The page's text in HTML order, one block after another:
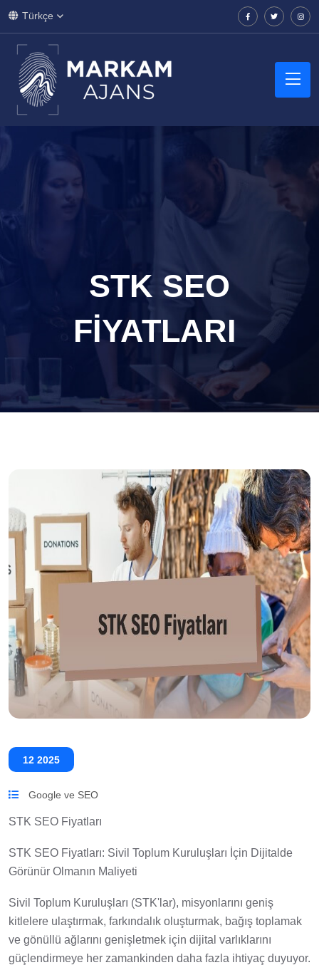
Türkçe
STK SEO
FIYATLARI
12 2025
Google ve SEO
STK SEO Fiyatları
STK SEO Fiyatları: Sivil Toplum Kuruluşları İçin Dijitalde
Görünür Olmanın Maliyeti
Sivil Toplum Kuruluşları (STK'lar), misyonlarını geniş
kitlelere ulaştırmak, farkındalık oluşturmak, bağış toplamak
ve gönüllü ağlarını genişletmek için dijital varlıklarını
güçlendirmeye her zamankinden daha fazla ihtiyaç duyuyor.